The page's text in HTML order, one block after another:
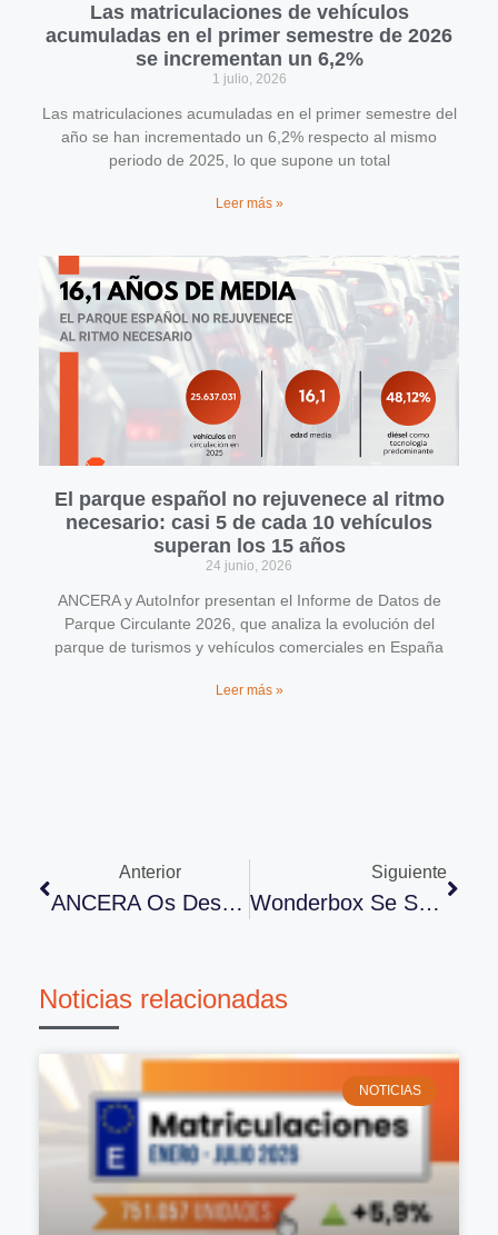
Las matriculaciones de vehículos
acumuladas en el primer semestre de 2026
se incrementan un 6,2%
1 julio, 2026
Las matriculaciones acumuladas en el primer semestre del
año se han incrementado un 6,2% respecto al mismo
periodo de 2025, lo que supone un total
Leer más »
El parque español no rejuvenece al ritmo
necesario: casi 5 de cada 10 vehículos
superan los 15 años
24 junio, 2026
ANCERA y AutoInfor presentan el Informe de Datos de
Parque Circulante 2026, que analiza la evolución del
parque de turismos y vehículos comerciales en España
Leer más »
Anterior
ANCERA Os Desea Feliz Navidad
Siguiente
Wonderbox Se Suma Al Club De Beneficios ANCERA
Noticias relacionadas
NOTICIAS